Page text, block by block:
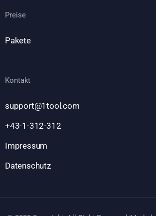
Preise
Pakete
Kontakt
support@1tool.com
+43-1-312-312
Impressum
Datenschutz